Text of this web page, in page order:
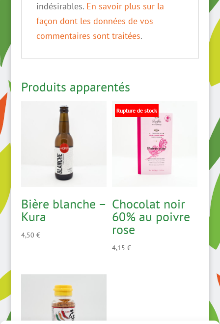
indésirables. En savoir plus sur la
façon dont les données de vos
commentaires sont traitées.
Produits apparentés
Bière blanche –
Kura
4,50 €
Rupture de stock
Chocolat noir
60% au poivre
rose
4,15€